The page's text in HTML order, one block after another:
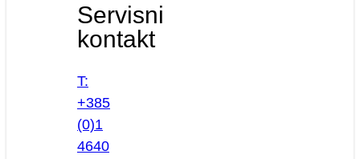
Servisni
kontakt
T:
+385
(0)1
4640